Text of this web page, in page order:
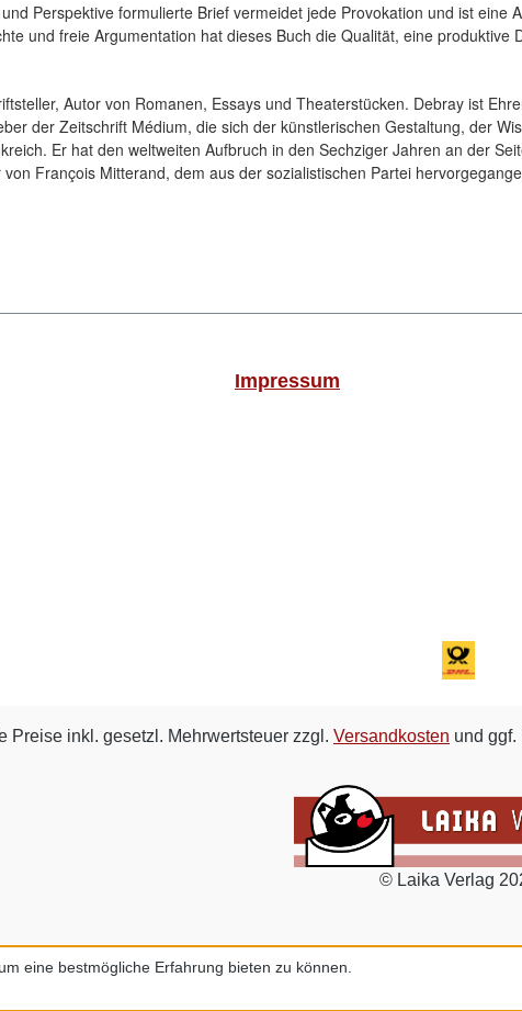
Perspektive formulierte Brief vermeidet jede Provokation und ist
und freie Argumentation hat dieses Buch die Qualität, eine produktive
Autor von Romanen, Essays und Theaterstücken. Debray ist
der Zeitschrift Médium, die sich der künstlerischen Gestaltung, der
Er hat den weltweiten Aufbruch in den Sechziger Jahren an der
François Mitterand, dem aus der sozialistischen Partei
Impressum
Preise inkl. gesetzl. Mehrwertsteuer zzgl. Versandkosten und
© Laika Verlag
eine bestmögliche Erfahrung bieten zu können.